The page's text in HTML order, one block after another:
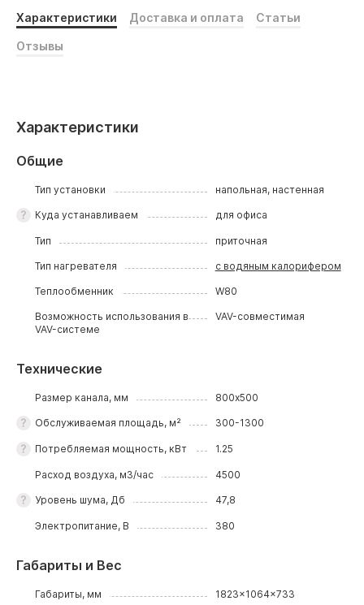
Характеристики Доставка и оплата Статьи
Отзывы
Характеристики
Общие
Тип установки напольная, настенная
Куда устанавливаем для офиса
Тип приточная
Тип нагревателя с водяным калорифером
Теплообменник W80
Возможность использования в
VAV-системе
VAV-совместимая
Технические
Размер канала, мм 800х500
Обслуживаемая площадь, м² 300-1300
Потребляемая мощность, кВт 1.25
Расход воздуха, м3/час 4500
Уровень шума, Дб 47,8
Электропитание, В 380
Габариты и Вес
Габариты, мм 1823x1064x733